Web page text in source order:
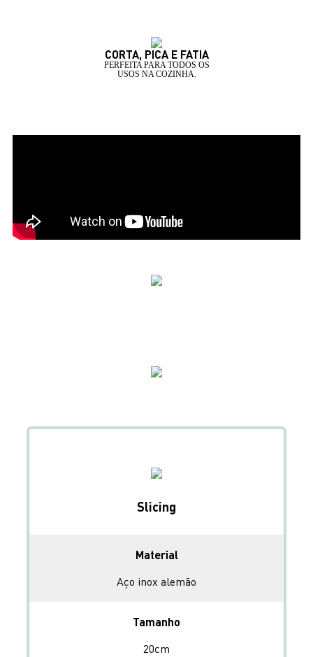
CORTA, PICA E FATIA
PERFEITA PARA TODOS OS
USOS NA COZINHA.
Slicing
Material
Aço inox alemão
Tamanho
20cm